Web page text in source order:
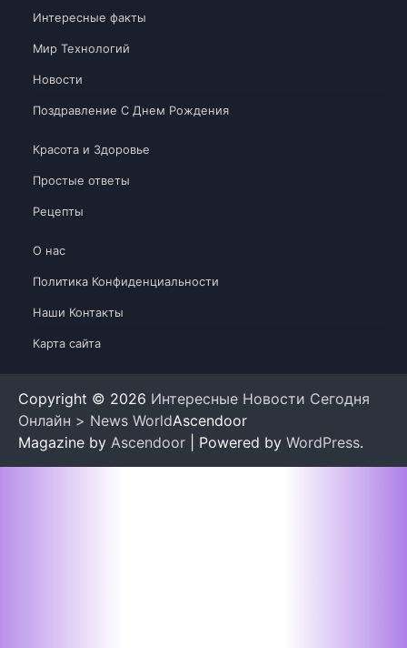
Интересные факты
Мир Технологий
Новости
Поздравление С Днем Рождения
Красота и Здоровье
Простые ответы
Рецепты
О нас
Политика Конфиденциальности
Наши Контакты
Карта сайта
Copyright © 2026 Интересные Новости Сегодня
Онлайн > News WorldAscendoor
Magazine by Ascendoor | Powered by WordPress.